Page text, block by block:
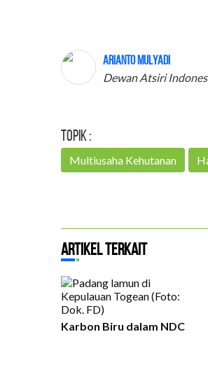
Arianto Mulyadi
Dewan Atsiri
Topik :
Multiusaha Kehutanan
Artikel Terkait
Karbon Biru dalam NDC